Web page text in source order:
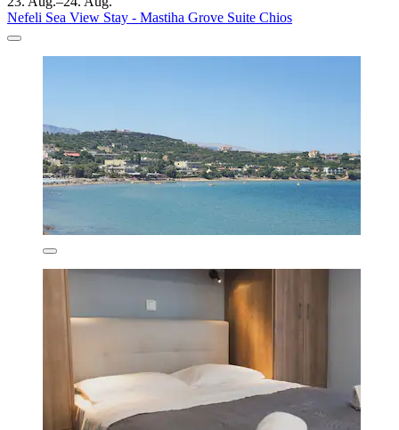
Nefeli Sea View Stay - Mastiha Grove Suite Chios